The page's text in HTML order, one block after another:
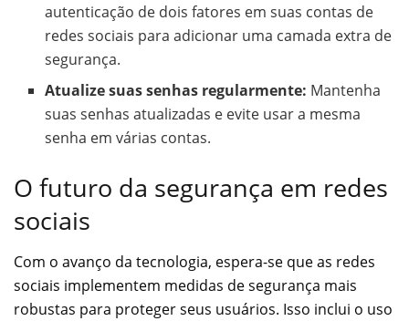
autenticação de dois fatores em suas contas de
redes sociais para adicionar uma camada extra de
segurança.
Atualize suas senhas regularmente: Mantenha
suas senhas atualizadas e evite usar a mesma
senha em várias contas.
O futuro da segurança em redes
sociais
Com o avanço da tecnologia, espera-se que as redes
sociais implementem medidas de segurança mais
robustas para proteger seus usuários. Isso inclui o uso